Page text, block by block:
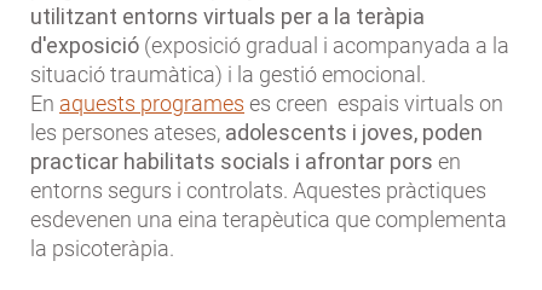
utilitzant entorns virtuals per a la teràpia
d'exposició (exposició gradual i acompanyada a la
situació traumàtica) i la gestió emocional.
En aquests programes es creen espais virtuals on
les persones ateses, adolescents i joves, poden
practicar habilitats socials i afrontar pors en
entorns segurs i controlats. Aquestes pràctiques
esdevenen una eina terapèutica que complementa
la psicoteràpia.